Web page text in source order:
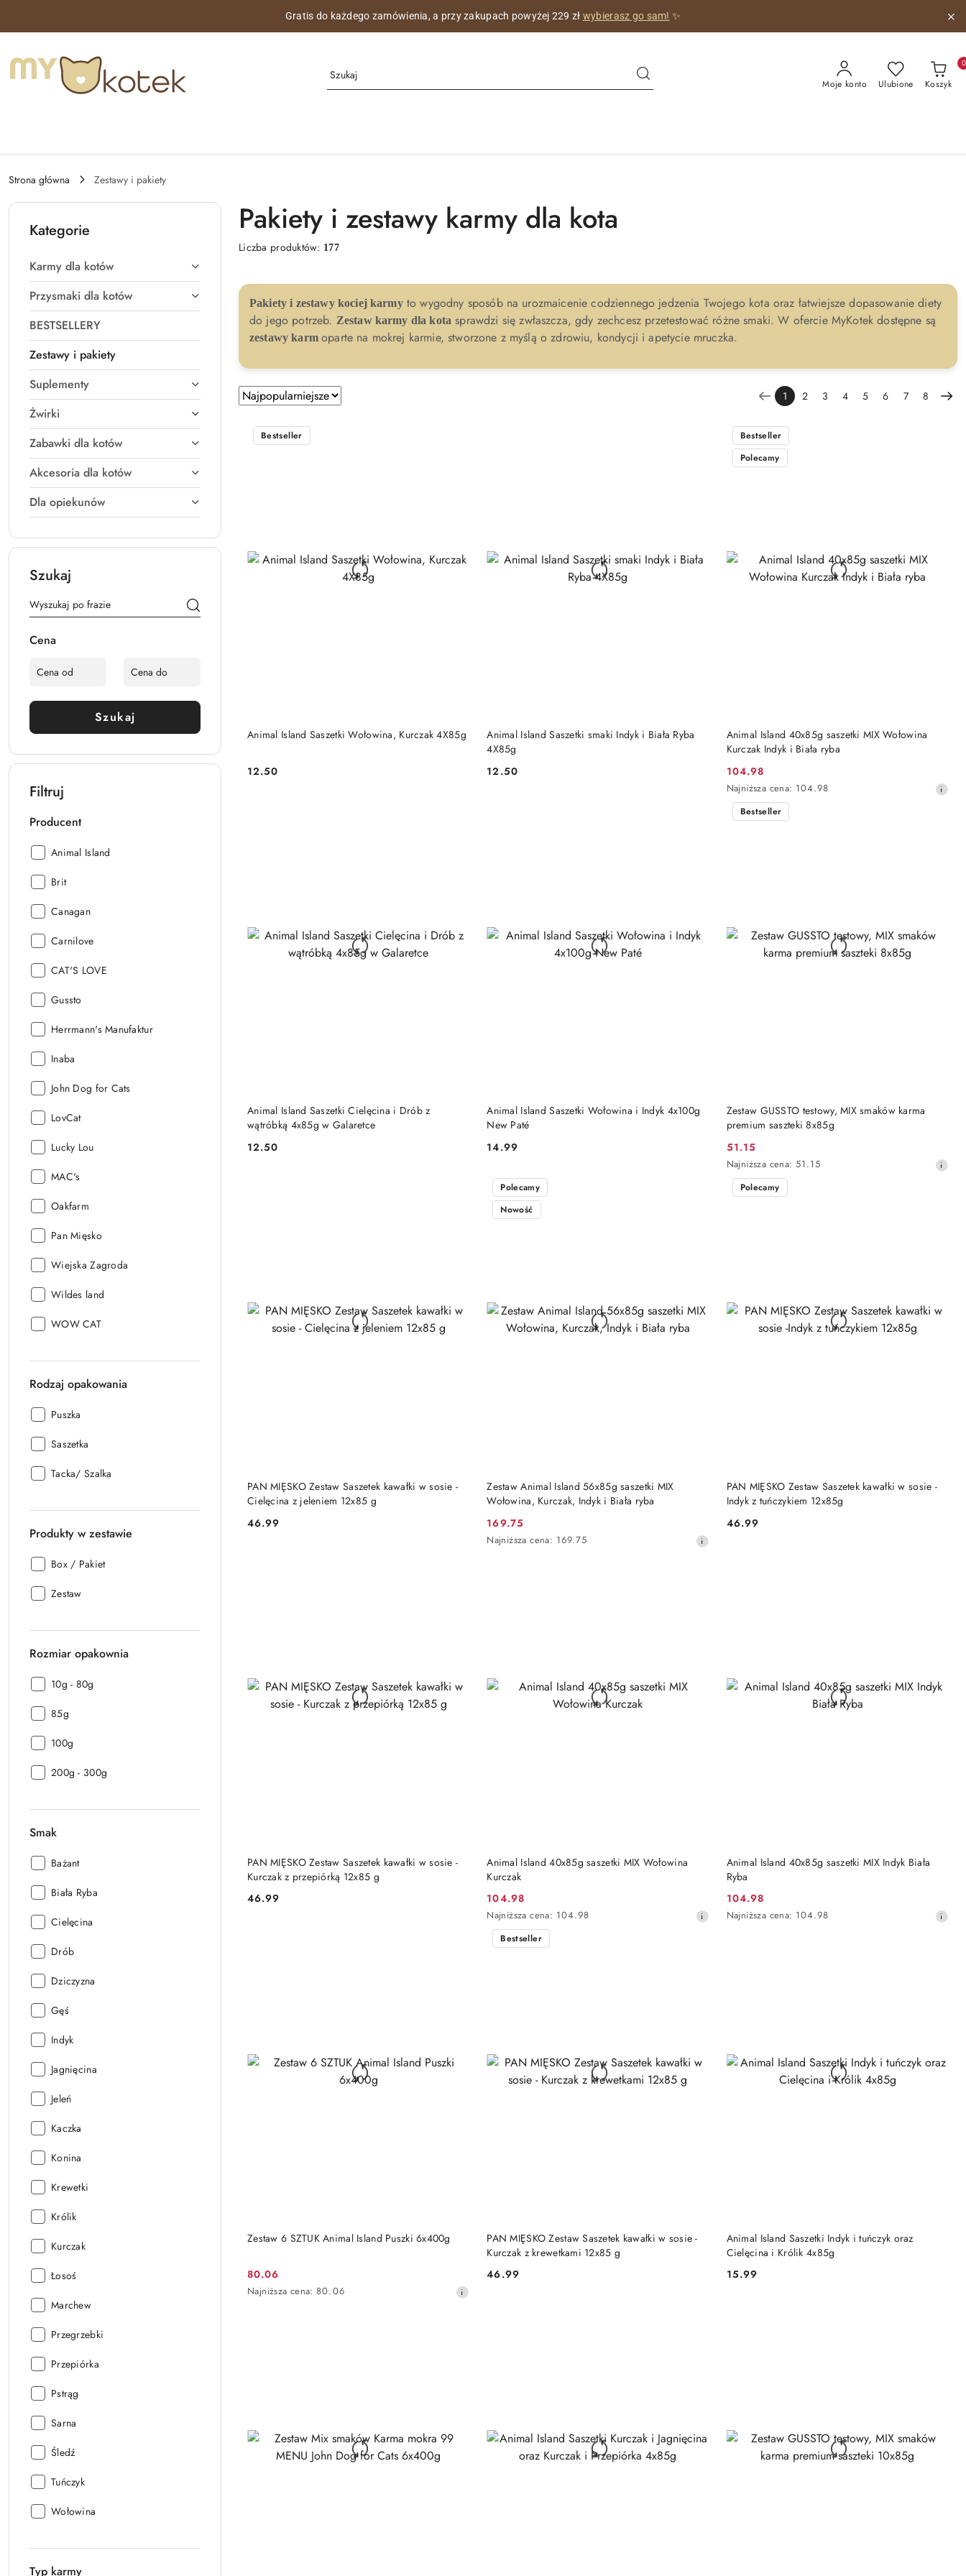
Gratis do każdego zamówienia, a przy zakupach powyżej 229 zł wybierasz go sam! ✨
Moje konto Ulubione Koszyk
0
Strona główna Zestawy i pakiety
Kategorie
Karmy dla kotów
Przysmaki dla kotów
BESTSELLERY
Zestawy i pakiety
Suplementy
Żwirki
Zabawki dla kotów
Akcesoria dla kotów
Dla opiekunów
Szukaj
Cena
Szukaj
Filtruj
Producent
Producent:
Animal Island
Producent:
Brit
Producent:
Canagan
Producent:
Carnilove
Producent:
CAT'S LOVE
Producent:
Gussto
Producent:
Herrmann's Manufaktur
Producent:
Inaba
Producent:
John Dog for Cats
Producent:
LovCat
Producent:
Lucky Lou
Producent:
MAC's
Producent:
Oakfarm
Producent:
Pan Mięsko
Producent:
Wiejska Zagroda
Producent:
Wildes land
Producent:
WOW CAT
Rodzaj opakowania
Rodzaj
Puszka
Rodzaj
Saszetka
Rodzaj
Tacka/ Szalka
Produkty w zestawie
Produkty
zestawie:
Box / Pakiet
Produkty
Zestaw
Rozmiar opakownia
Rozmiar
10g - 80g
Rozmiar
85g
Rozmiar
100g
Rozmiar
200g - 300g
Smak
Smak:
Bażant
Smak:
Biała Ryba
Smak:
Cielęcina
Smak:
Drób
Smak:
Dziczyzna
Smak:
Gęś
Smak:
Indyk
Smak:
Jagnięcina
Smak:
Jeleń
Smak:
Kaczka
Smak:
Konina
Smak:
Krewetki
Smak:
Królik
Smak:
Kurczak
Smak:
Łosoś
Smak:
Marchew
Smak:
Przegrzebki
Smak:
Przepiórka
Smak:
Pstrąg
Smak:
Sarna
Smak:
Śledź
Smak:
Tuńczyk
Smak:
Wołowina
Typ karmy
Pakiety i zestawy karmy dla kota
Liczba produktów: 177
Pakiety i zestawy kociej karmyto wygodny sposób na urozmaicenie codziennego jedzenia Twojego kota oraz łatwiejsze dopasowanie diety
do jego potrzeb. Zestaw karmy dla kota sprawdzi się zwłaszcza, gdy zechcesz przetestować różne smaki. W ofercie MyKotek dostępne są
zestawy karmoparte na mokrej karmie, stworzone z myślą o zdrowiu, kondycji i apetycie mruczka.
Zastosowano
sortowanie:
Najpopularniejsze.
Sortuj
według
1 2 3 4 5 6 7 8
Animal Island Saszetki Wołowina, Kurczak 4X85g
Cena:
12.50
Bestseller
DO KOSZYKA
Animal Island Saszetki smaki Indyk i Biała Ryba
4X85g
Cena:
12.50
DO KOSZYKA
Animal Island 40x85g saszetki MIX Wołowina
Kurczak Indyk i Biała ryba
Cena
promocyjna:
104.98
Najniższa
cena
Najniższa cena: 104.98
Bestseller
Polecamy
DO KOSZYKA
Animal Island Saszetki Cielęcina i Drób z
wątróbką 4x85g w Galaretce
Cena:
12.50
DO KOSZYKA
Animal Island Saszetki Wołowina i Indyk 4x100g
New Paté
Cena:
14.99
DO KOSZYKA
Zestaw GUSSTO testowy, MIX smaków karma
premium saszteki 8x85g
Cena
promocyjna:
51.15
Najniższa
cena
Najniższa cena: 51.15
Bestseller
DO KOSZYKA
PAN MIĘSKO Zestaw Saszetek kawałki w sosie -
Cielęcina z jeleniem 12x85 g
Cena:
46.99
DO KOSZYKA
Zestaw Animal Island 56x85g saszetki MIX
Wołowina, Kurczak, Indyk i Biała ryba
Cena
promocyjna:
169.75
Najniższa
Najniższa cena: 169.75
Polecamy
Nowość
DO KOSZYKA
PAN MIĘSKO Zestaw Saszetek kawałki w sosie -
Indyk z tuńczykiem 12x85g
Cena:
46.99
Polecamy
DO KOSZYKA
PAN MIĘSKO Zestaw Saszetek kawałki w sosie -
Kurczak z przepiórką 12x85 g
Cena:
46.99
DO KOSZYKA
Animal Island 40x85g saszetki MIX Wołowina
Kurczak
Cena
promocyjna:
104.98
Najniższa
cena
Najniższa cena: 104.98
DO KOSZYKA
Animal Island 40x85g saszetki MIX Indyk Biała
Ryba
Cena
promocyjna:
104.98
Najniższa
Najniższa cena: 104.98
DO KOSZYKA
Zestaw 6 SZTUK Animal Island Puszki 6x400g
Cena
promocyjna:
80.06
Najniższa
Najniższa cena: 80.06
DO KOSZYKA
PAN MIĘSKO Zestaw Saszetek kawałki w sosie -
Kurczak z krewetkami 12x85 g
Cena:
46.99
Bestseller
DO KOSZYKA
Animal Island Saszetki Indyk i tuńczyk oraz
Cielęcina i Królik 4x85g
Cena:
15.99
DO KOSZYKA